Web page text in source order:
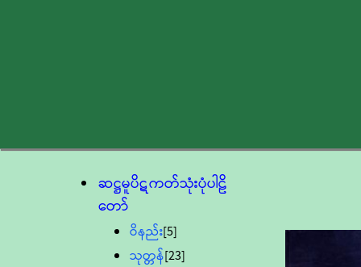
ဆဋ္ဌမူပိဋကတ်သုံးပုံပါဠိ
တော်
ဝိနည်း[5]
သုတ္တန်[23]